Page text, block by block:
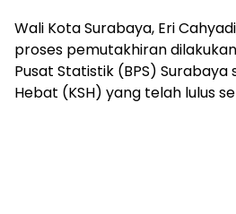
Wali Kota Surabaya, Eri
proses pemutakhiran
Pusat Statistik (BPS)
Hebat (KSH) yang telah lulus